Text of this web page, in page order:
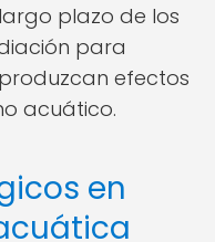
plazo de los
para
efectos
acuático.
en